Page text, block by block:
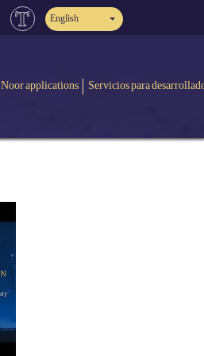
English
Noor applications Servicios para